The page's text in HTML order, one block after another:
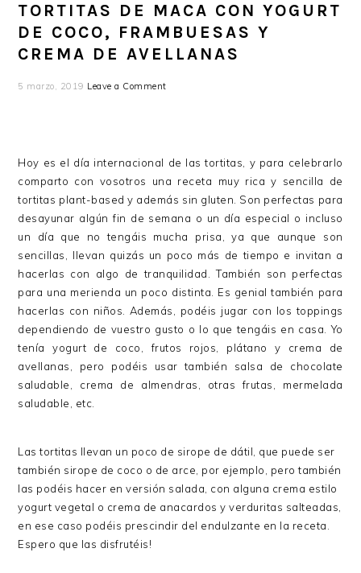
TORTITAS DE MACA CON YOGURT
DE COCO, FRAMBUESAS Y
CREMA DE AVELLANAS
5 marzo, 2019 Leave a Comment
Hoy es el día internacional de las tortitas, y para celebrarlo
comparto con vosotros una receta muy rica y sencilla de
tortitas plant-based y además sin gluten. Son perfectas para
desayunar algún fin de semana o un día especial o incluso
un día que no tengáis mucha prisa, ya que aunque son
sencillas, llevan quizás un poco más de tiempo e invitan a
hacerlas con algo de tranquilidad. También son perfectas
para una merienda un poco distinta. Es genial también para
hacerlas con niños. Además, podéis jugar con los toppings
dependiendo de vuestro gusto o lo que tengáis en casa. Yo
tenía yogurt de coco, frutos rojos, plátano y crema de
avellanas, pero podéis usar también salsa de chocolate
saludable, crema de almendras, otras frutas, mermelada
saludable, etc.
Las tortitas llevan un poco de sirope de dátil, que puede ser
también sirope de coco o de arce, por ejemplo, pero también
las podéis hacer en versión salada, con alguna crema estilo
yogurt vegetal o crema de anacardos y verduritas salteadas,
en ese caso podéis prescindir del endulzante en la receta.
Espero que las disfrutéis!